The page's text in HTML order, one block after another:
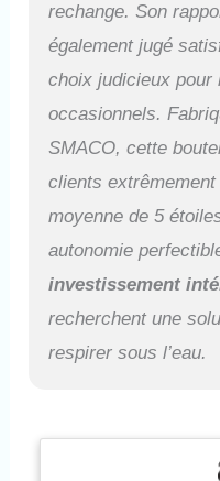
rechange. Son
également jugé
choix judicieux pour
occasionnels.
SMACO, cette
clients
moyenne de 5
autonomie
investissement
recherchent une
respirer sous l’eau.